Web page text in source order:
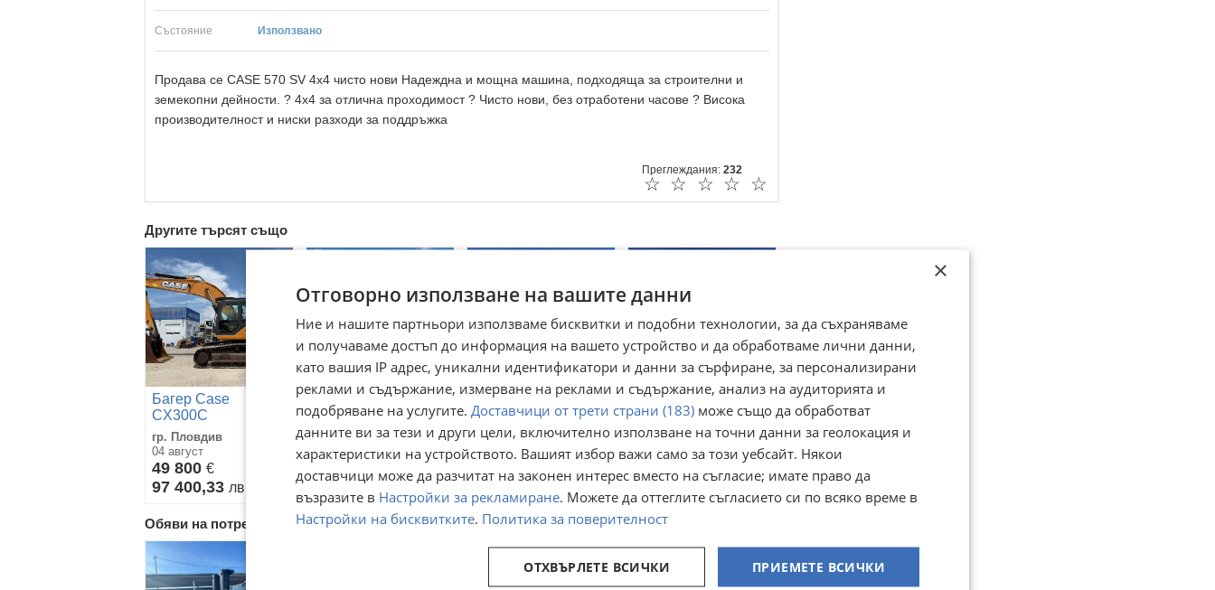
Състояние Използвано
Продава се CASE 570 SV 4x4 чисто нови Надеждна и мощна машина, подходяща за строителни и
земекопни дейности. ? 4x4 за отлична проходимост ? Чисто нови, без отработени часове ? Висока
производителност и ниски разходи за поддръжка
Преглеждания: 232
☆
☆
☆
☆
☆
Другите търсят също
Багер Case
CX300C
гр. Пловдив
04 август
49 800 €
97 400,33 лв
Багер Yanmar
B95W
с. Софрониево, Враца
03 август
51 000
99 747,33
Багер Kubota kx-
080/4
гр. Пловдив
вчера
Багер Fuchs MHL
331 , МАГНИТЕН
ГЕНЕРАТОР
гр. Пловдив
вчера
Обяви на потребителя ОЛИМПИК - ЯСЕН СИМОВ - ЕООД
×
Отговорно използване на вашите данни
Ние и нашите партньори използваме бисквитки и подобни технологии, за да съхраняваме
и получаваме достъп до информация на вашето устройство и да обработваме лични данни,
като вашия IP адрес, уникални идентификатори и данни за сърфиране, за персонализирани
реклами и съдържание, измерване на реклами и съдържание, анализ на аудиторията и
подобряване на услугите. Доставчици от трети страни (183) може също да обработват
данните ви за тези и други цели, включително използване на точни данни за геолокация и
характеристики на устройството. Вашият избор важи само за този уебсайт. Някои
доставчици може да разчитат на законен интерес вместо на съгласие; имате право да
възразите в Настройки за рекламиране. Можете да оттеглите съгласието си по всяко време в
Настройки на бисквитките. Политика за поверителност
ПРИЕМЕТЕ ВСИЧКИ
ОТХВЪРЛЕТЕ ВСИЧКИ